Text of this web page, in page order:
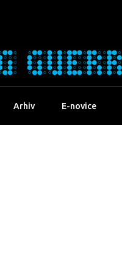
Arhiv E-novice